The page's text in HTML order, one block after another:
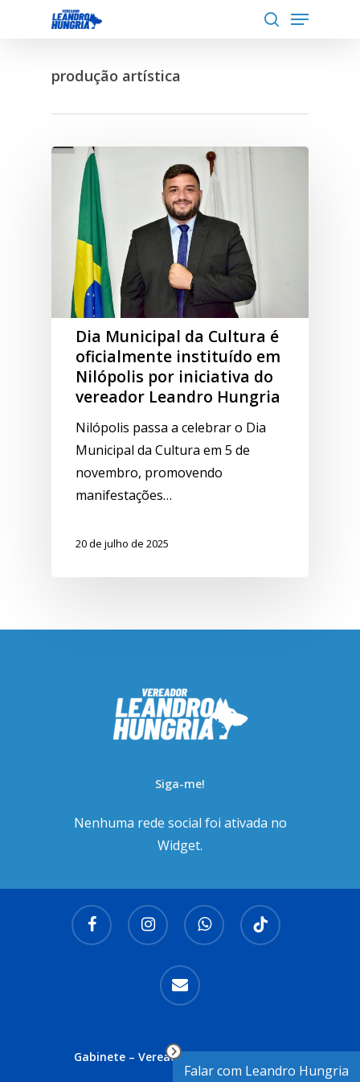
Menu
produção artística
Dia Municipal da Cultura é
oficialmente instituído em
Nilópolis por iniciativa do
vereador Leandro Hungria
Nilópolis passa a celebrar o Dia
Municipal da Cultura em 5 de
novembro, promovendo
manifestações…
20 de julho de 2025
Siga-me!
Nenhuma rede social foi ativada no
Widget.
facebook instagram whatsapp tiktok
email
Gabinete – Vereador Leandro Hungria
Falar com Leandro Hungria